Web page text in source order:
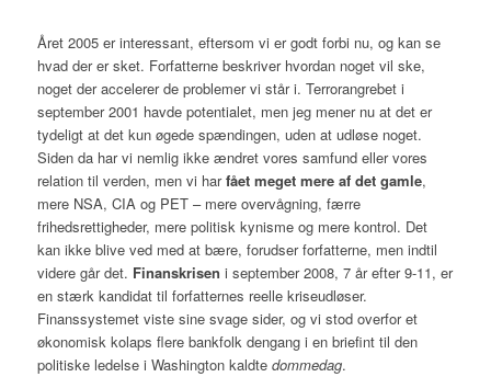
Året 2005 er interessant, eftersom vi er godt forbi nu, og kan se
hvad der er sket. Forfatterne beskriver hvordan noget vil ske,
noget der accelerer de problemer vi står i. Terrorangrebet i
september 2001 havde potentialet, men jeg mener nu at det er
tydeligt at det kun øgede spændingen, uden at udløse noget.
Siden da har vi nemlig ikke ændret vores samfund eller vores
relation til verden, men vi harfået meget mere af det gamle,
mere NSA, CIA og PET – mere overvågning, færre
frihedsrettigheder, mere politisk kynisme og mere kontrol. Det
kan ikke blive ved med at bære, forudser forfatterne, men indtil
videre går det. Finanskrisen i september 2008, 7 år efter 9-11, er
en stærk kandidat til forfatternes reelle kriseudløser.
Finanssystemet viste sine svage sider, og vi stod overfor et
økonomisk kolaps flere bankfolk dengang i en briefint til den
politiske ledelse i Washington kaldte dommedag.